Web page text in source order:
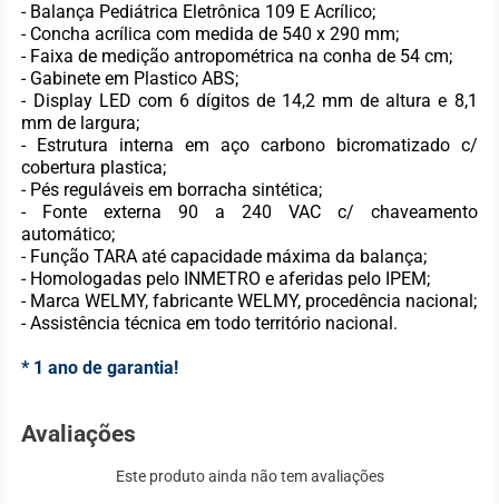
- Balança Pediátrica Eletrônica 109 E Acrílico;
- Concha acrílica com medida de 540 x 290 mm;
- Faixa de medição antropométrica na conha de 54 cm;
- Gabinete em Plastico ABS;
- Display LED com 6 dígitos de 14,2 mm de altura e 8,1
mm de largura;
- Estrutura interna em aço carbono bicromatizado c/
cobertura plastica;
- Pés reguláveis em borracha sintética;
- Fonte externa 90 a 240 VAC c/ chaveamento
automático;
- Função TARA até capacidade máxima da balança;
- Homologadas pelo INMETRO e aferidas pelo IPEM;
- Marca WELMY, fabricante WELMY, procedência nacional;
- Assistência técnica em todo território nacional.
* 1 ano de garantia!
Avaliações
Este produto ainda não tem avaliações